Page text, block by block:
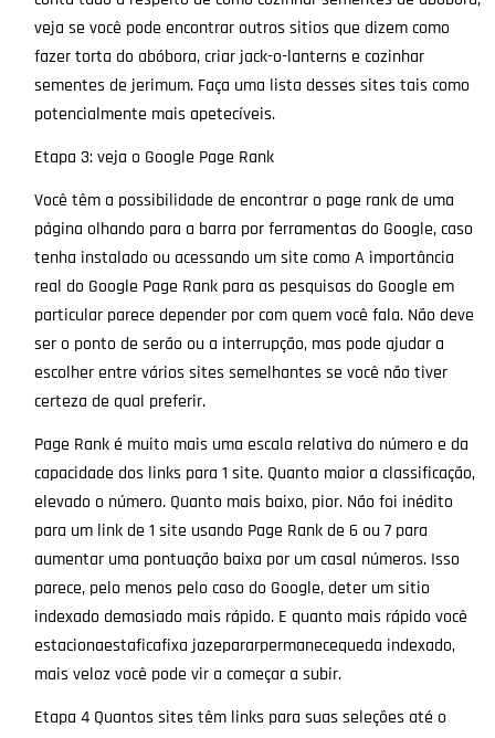
veja se você pode encontrar outros sitios que dizem como
fazer torta do abóbora, criar jack-o-lanterns e cozinhar
sementes de jerimum. Faça uma lista desses sites tais como
potencialmente mais apetecíveis.
Etapa 3: veja o Google Page Rank
Você têm a possibilidade de encontrar o page rank de uma
página olhando para a barra por ferramentas do Google, caso
tenha instalado ou acessando um site como A importância
real do Google Page Rank para as pesquisas do Google em
particular parece depender por com quem você fala. Não deve
ser o ponto de serão ou a interrupção, mas pode ajudar a
escolher entre vários sites semelhantes se você não tiver
certeza de qual preferir.
Page Rank é muito mais uma escala relativa do número e da
capacidade dos links para 1 site. Quanto maior a classificação,
elevado o número. Quanto mais baixo, pior. Não foi inédito
para um link de 1 site usando Page Rank de 6 ou 7 para
aumentar uma pontuação baixa por um casal números. Isso
parece, pelo menos pelo caso do Google, deter um sitio
indexado demasiado mais rápido. E quanto mais rápido você
estacionaestaficafixa jazepararpermanecequeda indexado,
mais veloz você pode vir a começar a subir.
Etapa 4 Quantos sites têm links para suas seleções até o